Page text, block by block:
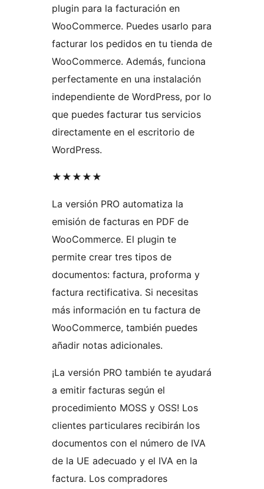
plugin para la facturación en
WooCommerce. Puedes usarlo para
facturar los pedidos en tu tienda de
WooCommerce. Además, funciona
perfectamente en una instalación
independiente de WordPress, por lo
que puedes facturar tus servicios
directamente en el escritorio de
WordPress.
★★★★★
La versión PRO automatiza la
emisión de facturas en PDF de
WooCommerce. El plugin te
permite crear tres tipos de
documentos: factura, proforma y
factura rectificativa. Si necesitas
más información en tu factura de
WooCommerce, también puedes
añadir notas adicionales.
¡La versión PRO también te ayudará
a emitir facturas según el
procedimiento MOSS y OSS! Los
clientes particulares recibirán los
documentos con el número de IVA
de la UE adecuado y el IVA en la
factura. Los compradores